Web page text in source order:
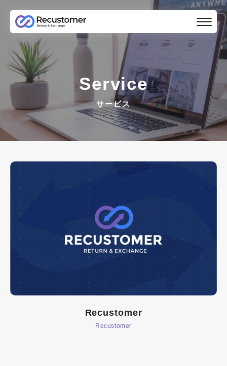
Service
サービス
Recustomer
Recustomer